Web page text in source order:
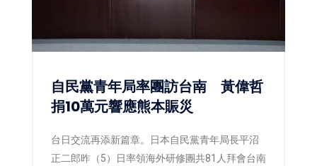
自民黨青年局率團訪台南 黃偉哲
捐10萬元響應熊本賑災
台日交流再添新篇章。日本自民黨青年局長平沼
正二郎昨（5）日率領海外研修團共81人拜會台南